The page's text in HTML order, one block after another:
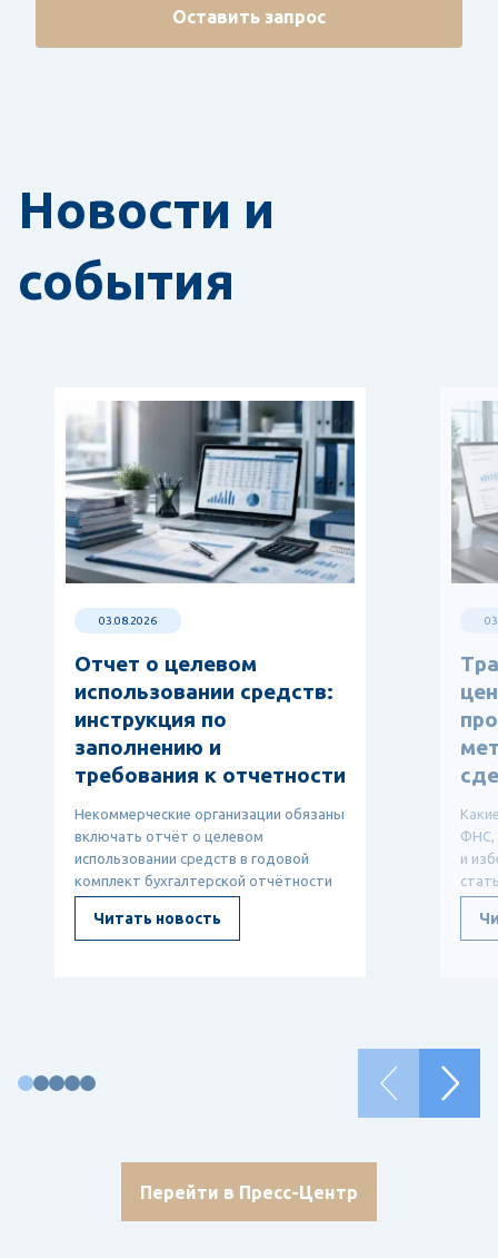
Оставить запрос
Новости и
события
03.08.2026
Отчет о целевом
использовании средств:
инструкция по
заполнению и
требования к отчетности
Некоммерческие организации обязаны
включать отчёт о целевом
использовании средств в годовой
комплект бухгалтерской отчётности
Читать новость
ФНС,
и
Перейти в Пресс-Центр